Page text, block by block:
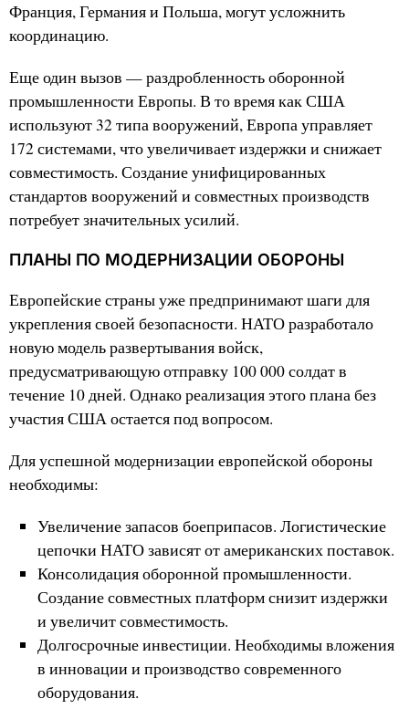
Франция, Германия и Польша, могут усложнить
координацию.
Еще один вызов — раздробленность оборонной
промышленности Европы. В то время как США
используют 32 типа вооружений, Европа управляет
172 системами, что увеличивает издержки и снижает
совместимость. Создание унифицированных
стандартов вооружений и совместных производств
потребует значительных усилий.
ПЛАНЫ ПО МОДЕРНИЗАЦИИ ОБОРОНЫ
Европейские страны уже предпринимают шаги для
укрепления своей безопасности. НАТО разработало
новую модель развертывания войск,
предусматривающую отправку 100 000 солдат в
течение 10 дней. Однако реализация этого плана без
участия США остается под вопросом.
Для успешной модернизации европейской обороны
необходимы:
Увеличение запасов боеприпасов. Логистические
цепочки НАТО зависят от американских поставок.
Консолидация оборонной промышленности.
Создание совместных платформ снизит издержки
и увеличит совместимость.
Долгосрочные инвестиции. Необходимы вложения
в инновации и производство современного
оборудования.